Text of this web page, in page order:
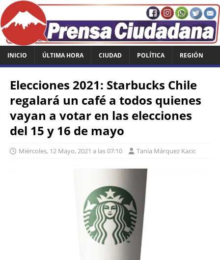
INICIO ÚLTIMA HORA CIUDAD POLÍTICA REGIÓN
Elecciones 2021: Starbucks Chile
regalará un café a todos quienes
vayan a votar en las elecciones
del 15 y 16 de mayo
Miércoles, 12 Mayo, 2021 a las 07:10 Tania Márquez Kacic